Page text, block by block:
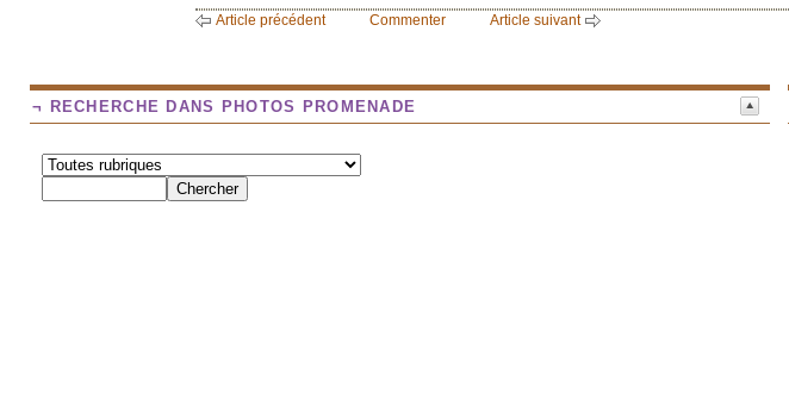
Article précédent Commenter Article suivant
¬ RECHERCHE DANS PHOTOS PROMENADE